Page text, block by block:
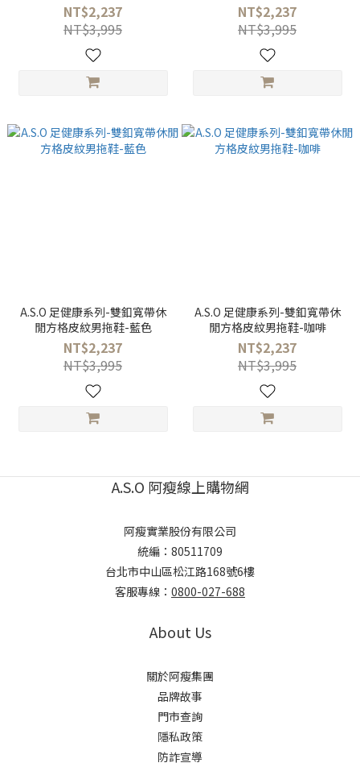
NT$2,237
NT$3,995
NT$2,237
NT$3,995
A.S.O 足健康系列-雙釦寬帶休
閒方格皮紋男拖鞋-藍色
NT$2,237
NT$3,995
A.S.O 足健康系列-雙釦寬帶休
閒方格皮紋男拖鞋-咖啡
NT$2,237
NT$3,995
A.S.O 阿瘦線上購物網
阿瘦實業股份有限公司
統編：80511709
台北市中山區松江路168號6樓
客服專線： 0800-027-688
About Us
關於阿瘦集團
品牌故事
門市查詢
隱私政策
防詐宣導